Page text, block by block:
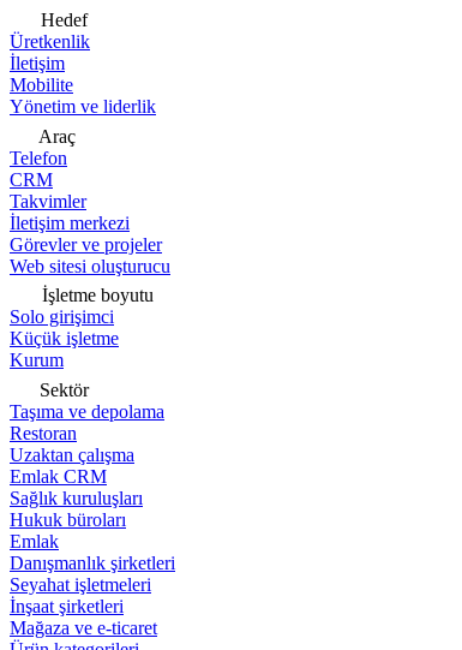
Hedef
Üretkenlik
İletişim
Mobilite
Yönetim ve liderlik
Araç
Telefon
CRM
Takvimler
İletişim merkezi
Görevler ve projeler
Web sitesi oluşturucu
İşletme boyutu
Solo girişimci
Küçük işletme
Kurum
Sektör
Taşıma ve depolama
Restoran
Uzaktan çalışma
Emlak CRM
Sağlık kuruluşları
Hukuk büroları
Emlak
Danışmanlık şirketleri
Seyahat işletmeleri
İnşaat şirketleri
Mağaza ve e-ticaret